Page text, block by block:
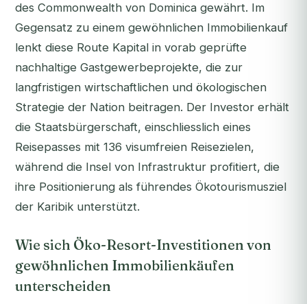
des Commonwealth von Dominica gewährt. Im
Gegensatz zu einem gewöhnlichen Immobilienkauf
lenkt diese Route Kapital in vorab geprüfte
nachhaltige Gastgewerbeprojekte, die zur
langfristigen wirtschaftlichen und ökologischen
Strategie der Nation beitragen. Der Investor erhält
die Staatsbürgerschaft, einschliesslich eines
Reisepasses mit 136 visumfreien Reisezielen,
während die Insel von Infrastruktur profitiert, die
ihre Positionierung als führendes Ökotourismusziel
der Karibik unterstützt.
Wie sich Öko-Resort-Investitionen von
gewöhnlichen Immobilienkäufen
unterscheiden